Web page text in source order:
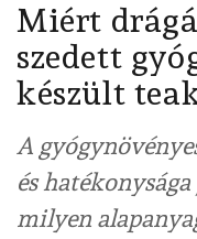
Miért
szedett
készült
A
és
milyen